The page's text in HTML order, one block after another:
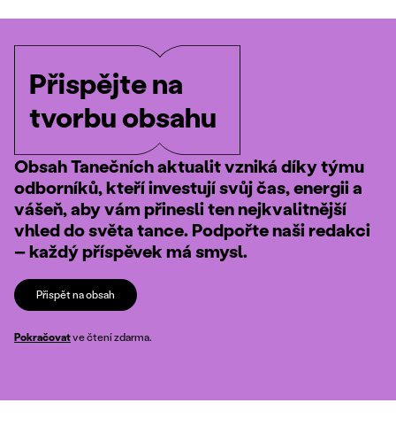
Přispějte na
tvorbu obsahu
Obsah Tanečních aktualit vzniká díky týmu
odborníků, kteří investují svůj čas, energii a
vášeň, aby vám přinesli ten nejkvalitnější
vhled do světa tance. Podpořte naši redakci
– každý příspěvek má smysl.
Přispět na obsah
Pokračovatve čtení zdarma.